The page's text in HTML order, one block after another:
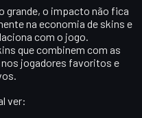
grande, o impacto não fica
na economia de skins e
com o jogo.
que combinem com as
jogadores favoritos e
ver: